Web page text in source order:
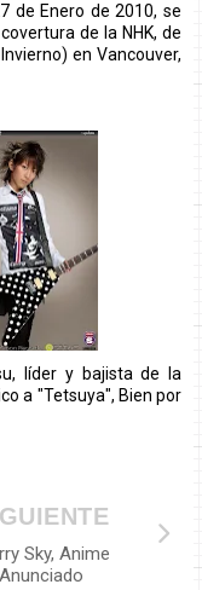
de Enero de 2010, se
de la NHK, de
en Vancouver,
líder y bajista de la
a "Tetsuya", Bien por
Sky, Anime
Anunciado